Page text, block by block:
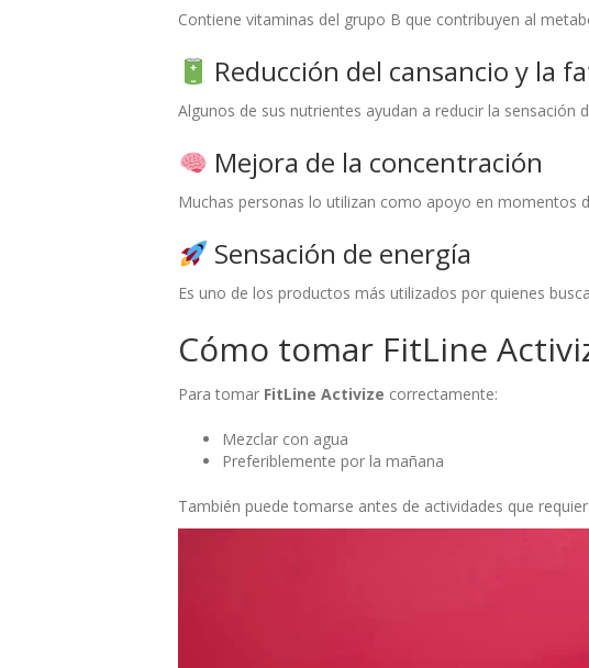
Contiene vitaminas del grupo B que contribuyen al
Reducción del cansancio y la
Algunos de sus nutrientes ayudan a reducir la sensación
Mejora de la concentración
Muchas personas lo utilizan como apoyo en momentos
Sensación de energía
Es uno de los productos más utilizados por quienes
Cómo tomar FitLine
Para tomar FitLine Activize correctamente:
Mezclar con agua
Preferiblemente por la mañana
También puede tomarse antes de actividades que